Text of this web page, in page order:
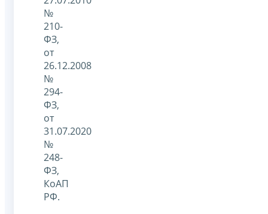
№
210-
ФЗ,
от
26.12.2008
№
294-
ФЗ,
от
31.07.2020
№
248-
ФЗ,
КоАП
РФ.